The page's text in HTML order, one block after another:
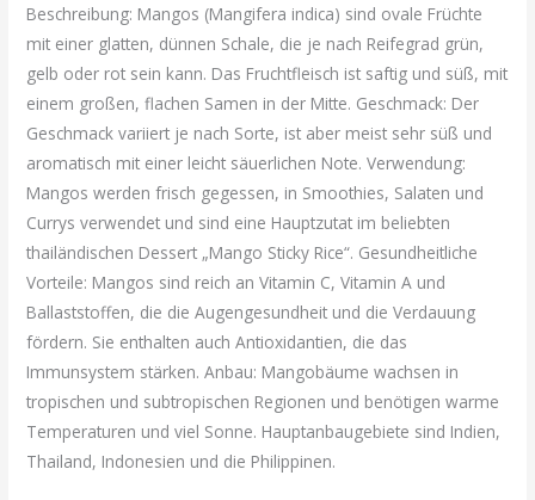
Beschreibung: Mangos (Mangifera indica) sind ovale Früchte
mit einer glatten, dünnen Schale, die je nach Reifegrad grün,
gelb oder rot sein kann. Das Fruchtfleisch ist saftig und süß, mit
einem großen, flachen Samen in der Mitte. Geschmack: Der
Geschmack variiert je nach Sorte, ist aber meist sehr süß und
aromatisch mit einer leicht säuerlichen Note. Verwendung:
Mangos werden frisch gegessen, in Smoothies, Salaten und
Currys verwendet und sind eine Hauptzutat im beliebten
thailändischen Dessert „Mango Sticky Rice“. Gesundheitliche
Vorteile: Mangos sind reich an Vitamin C, Vitamin A und
Ballaststoffen, die die Augengesundheit und die Verdauung
fördern. Sie enthalten auch Antioxidantien, die das
Immunsystem stärken. Anbau: Mangobäume wachsen in
tropischen und subtropischen Regionen und benötigen warme
Temperaturen und viel Sonne. Hauptanbaugebiete sind Indien,
Thailand, Indonesien und die Philippinen.